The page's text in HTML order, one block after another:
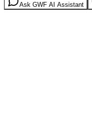
Ask GWF AI Assistant